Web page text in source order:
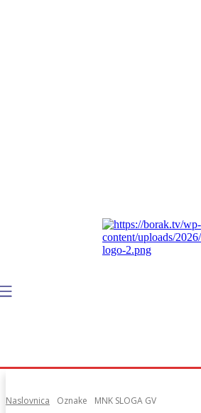
Naslovnica Oznake MNK SLOGA GV